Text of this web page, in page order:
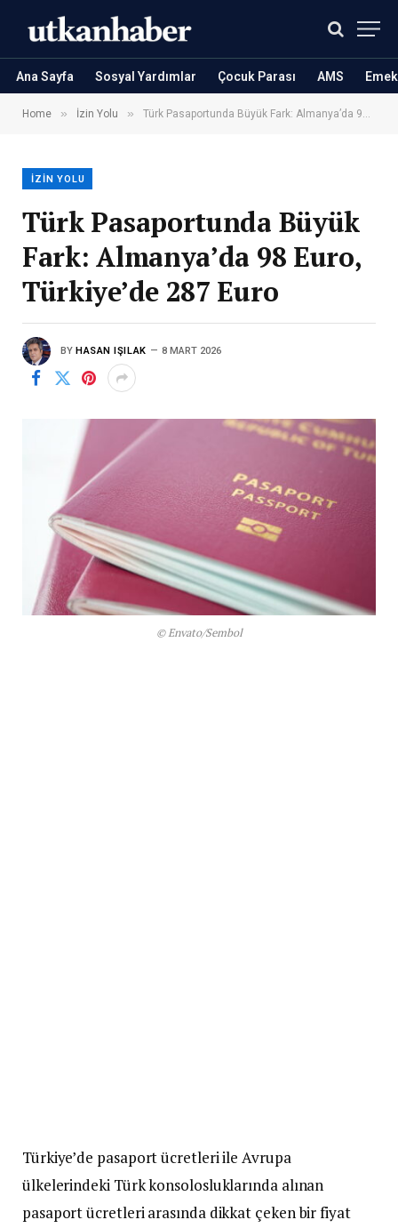
Ana Sayfa Sosyal Yardımlar Çocuk Parası AMS
Home » İzin Yolu » Türk Pasaportunda Büyük Fark: Almanya’da 98 Euro, Türkiye’de 287 Euro
İZIN YOLU
Türk Pasaportunda Büyük
Fark: Almanya’da 98 Euro,
Türkiye’de 287 Euro
BY HASAN IŞILAK 8 MART 2026
© Envato/Sembol
Türkiye’de pasaport ücretleri ile Avrupa
ülkelerindeki Türk konsolosluklarında alınan
pasaport ücretleri arasında dikkat çeken bir fiyat